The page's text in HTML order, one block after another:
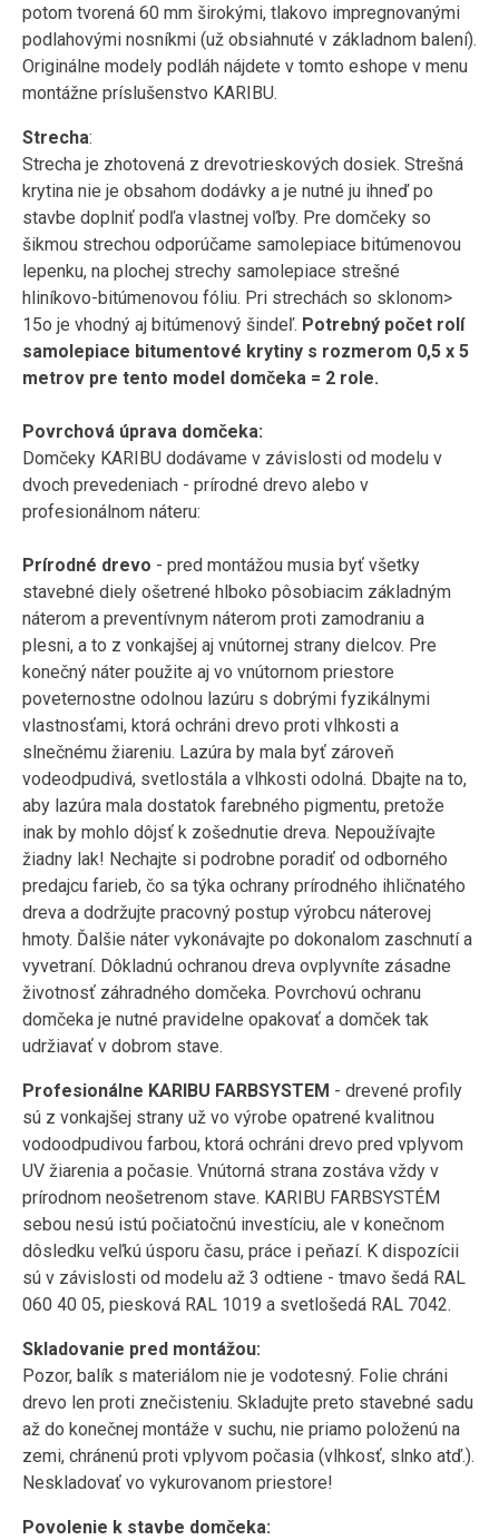
potom tvorená 60 mm širokými, tlakovo impregnovanými
podlahovými nosníkmi (už obsiahnuté v základnom balení).
Originálne modely podláh nájdete v tomto eshope v menu
montážne príslušenstvo KARIBU.
Strecha:
Strecha je zhotovená z drevotrieskových dosiek. Strešná
krytina nie je obsahom dodávky a je nutné ju ihneď po
stavbe doplniť podľa vlastnej voľby. Pre domčeky so
šikmou strechou odporúčame samolepiace bitúmenovou
lepenku, na plochej strechy samolepiace strešné
hliníkovo-bitúmenovou fóliu. Pri strechách so sklonom>
15o je vhodný aj bitúmenový šindeľ. Potrebný počet rolí
samolepiace bitumentové krytiny s rozmerom 0,5 x 5
metrov pre tento model domčeka = 2 role.
Povrchová úprava domčeka:
Domčeky KARIBU dodávame v závislosti od modelu v
dvoch prevedeniach - prírodné drevo alebo v
profesionálnom náteru:
Prírodné drevo - pred montážou musia byť všetky
stavebné diely ošetrené hlboko pôsobiacim základným
náterom a preventívnym náterom proti zamodraniu a
plesni, a to z vonkajšej aj vnútornej strany dielcov. Pre
konečný náter použite aj vo vnútornom priestore
poveternostne odolnou lazúru s dobrými fyzikálnymi
vlastnosťami, ktorá ochráni drevo proti vlhkosti a
slnečnému žiareniu. Lazúra by mala byť zároveň
vodeodpudivá, svetlostála a vlhkosti odolná. Dbajte na to,
aby lazúra mala dostatok farebného pigmentu, pretože
inak by mohlo dôjsť k zošednutie dreva. Nepoužívajte
žiadny lak! Nechajte si podrobne poradiť od odborného
predajcu farieb, čo sa týka ochrany prírodného ihličnatého
dreva a dodržujte pracovný postup výrobcu náterovej
hmoty. Ďalšie náter vykonávajte po dokonalom zaschnutí a
vyvetraní. Dôkladnú ochranou dreva ovplyvníte zásadne
životnosť záhradného domčeka. Povrchovú ochranu
domčeka je nutné pravidelne opakovať a domček tak
udržiavať v dobrom stave.
Profesionálne KARIBU FARBSYSTEM - drevené profily
sú z vonkajšej strany už vo výrobe opatrené kvalitnou
vodoodpudivou farbou, ktorá ochráni drevo pred vplyvom
UV žiarenia a počasie. Vnútorná strana zostáva vždy v
prírodnom neošetrenom stave. KARIBU FARBSYSTÉM
sebou nesú istú počiatočnú investíciu, ale v konečnom
dôsledku veľkú úsporu času, práce i peňazí. K dispozícii
sú v závislosti od modelu až 3 odtiene - tmavo šedá RAL
060 40 05, piesková RAL 1019 a svetlošedá RAL 7042.
Skladovanie pred montážou:
Pozor, balík s materiálom nie je vodotesný. Folie chráni
drevo len proti znečisteniu. Skladujte preto stavebné sadu
až do konečnej montáže v suchu, nie priamo položenú na
zemi, chránenú proti vplyvom počasia (vlhkosť, slnko atď.).
Neskladovať vo vykurovanom priestore!
Povolenie k stavbe domčeka: